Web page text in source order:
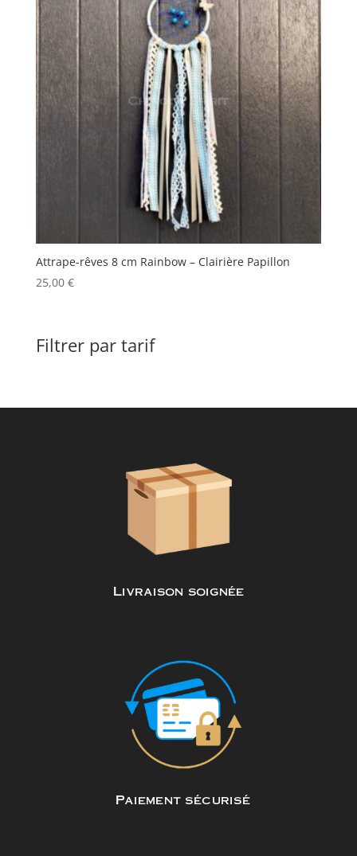
Attrape-rêves 8 cm Rainbow – Clairière Papillon
25,00 €
Filtrer par tarif
Livraison soignée
Paiement sécurisé